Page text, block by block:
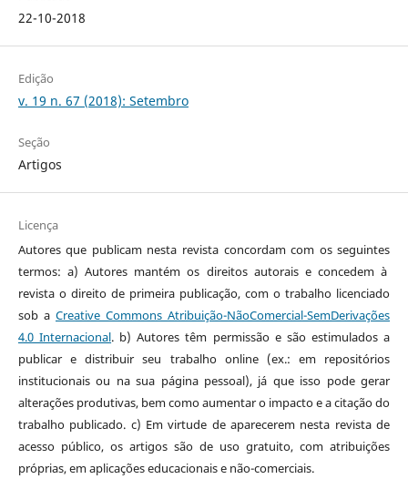
22-10-2018
Edição
v. 19 n. 67 (2018): Setembro
Seção
Artigos
Licença
Autores que publicam nesta revista concordam com os seguintes
termos: a) Autores mantém os direitos autorais e concedem à
revista o direito de primeira publicação, com o trabalho licenciado
sob a Creative Commons Atribuição-NãoComercial-SemDerivações
4.0 Internacional. b) Autores têm permissão e são estimulados a
publicar e distribuir seu trabalho online (ex.: em repositórios
institucionais ou na sua página pessoal), já que isso pode gerar
alterações produtivas, bem como aumentar o impacto e a citação do
trabalho publicado. c) Em virtude de aparecerem nesta revista de
acesso público, os artigos são de uso gratuito, com atribuições
próprias, em aplicações educacionais e não-comerciais.